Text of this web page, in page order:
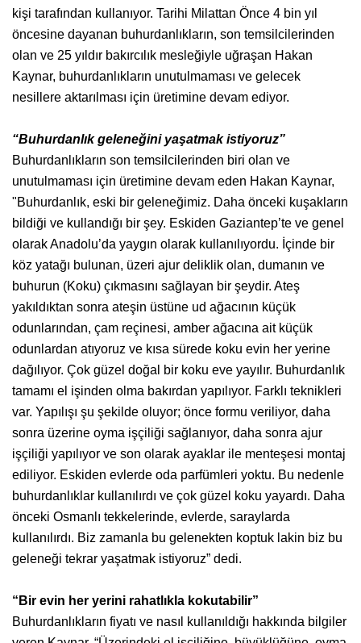
kişi tarafından kullanıyor. Tarihi Milattan Önce 4 bin yıl
öncesine dayanan buhurdanlıkların, son temsilcilerinden
olan ve 25 yıldır bakırcılık mesleğiyle uğraşan Hakan
Kaynar, buhurdanlıkların unutulmaması ve gelecek
nesillere aktarılması için üretimine devam ediyor.
“Buhurdanlık geleneğini yaşatmak istiyoruz”
Buhurdanlıkların son temsilcilerinden biri olan ve
unutulmaması için üretimine devam eden Hakan Kaynar,
"Buhurdanlık, eski bir geleneğimiz. Daha önceki kuşakların
bildiği ve kullandığı bir şey. Eskiden Gaziantep’te ve genel
olarak Anadolu’da yaygın olarak kullanılıyordu. İçinde bir
köz yatağı bulunan, üzeri ajur deliklik olan, dumanın ve
buhurun (Koku) çıkmasını sağlayan bir şeydir. Ateş
yakıldıktan sonra ateşin üstüne ud ağacının küçük
odunlarından, çam reçinesi, amber ağacına ait küçük
odunlardan atıyoruz ve kısa sürede koku evin her yerine
dağılıyor. Çok güzel doğal bir koku eve yayılır. Buhurdanlık
tamamı el işinden olma bakırdan yapılıyor. Farklı teknikleri
var. Yapılışı şu şekilde oluyor; önce formu veriliyor, daha
sonra üzerine oyma işçiliği sağlanıyor, daha sonra ajur
işçiliği yapılıyor ve son olarak ayaklar ile menteşesi montaj
ediliyor. Eskiden evlerde oda parfümleri yoktu. Bu nedenle
buhurdanlıklar kullanılırdı ve çok güzel koku yayardı. Daha
önceki Osmanlı tekkelerinde, evlerde, saraylarda
kullanılırdı. Biz zamanla bu gelenekten koptuk lakin biz bu
geleneği tekrar yaşatmak istiyoruz” dedi.
“Bir evin her yerini rahatlıkla kokutabilir”
Buhurdanlıkların fiyatı ve nasıl kullanıldığı hakkında bilgiler